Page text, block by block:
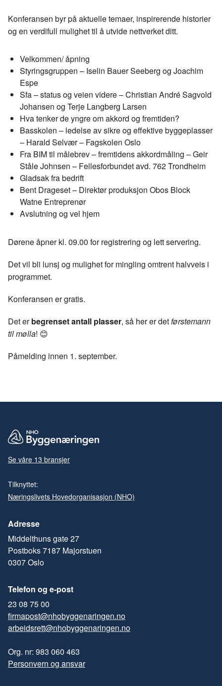
Konferansen byr på aktuelle temaer, inspirerende historier
og en verdifull mulighet til å utvide nettverket ditt.
Velkommen/ åpning
Styringsgruppen – Iselin Bauer Seeberg og Joachim
Espe
Sfa – status og veien videre – Christian André Sagvold
Johansen og Terje Langberg Larsen
Hva tenker de yngre om akkord og fremtiden?
Basskolen – ledelse av sikre og effektive byggeplasser
– Harald Selvær – Fagskolen Oslo
Fra BIM til målebrev – fremtidens akkordmåling – Geir
Ståle Johnsen – Fellesforbundet avd. 762 Trondheim
Gladsak fra bedrift
Bent Drageset – Direktør produksjon Obos Block
Watne Entreprenør
Avslutning og vel hjem
Dørene åpner kl. 09.00 for registrering og lett servering.
Det vil bli lunsj og mulighet for mingling omtrent halvveis i
programmet.
Konferansen er gratis.
Det erbegrenset antall plasser, så her er detførstemann
til mølla! 😊
Påmelding innen 1. september.
Se våre 13 bransjer
Tilknyttet:
Næringslivets Hovedorganisasjon (NHO)
Adresse
Middelthuns gate 27
Postboks 7187 Majorstuen
0307 Oslo
Telefon og e-post
23 08 75 00
firmapost@nhobyggenaringen.no
arbeidsrett@nhobyggenaringen.no
Org. nr: 983 060 463
Personvern og ansvar